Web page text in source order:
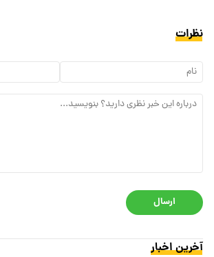
نظرات
ارسال
آخرین اخبار